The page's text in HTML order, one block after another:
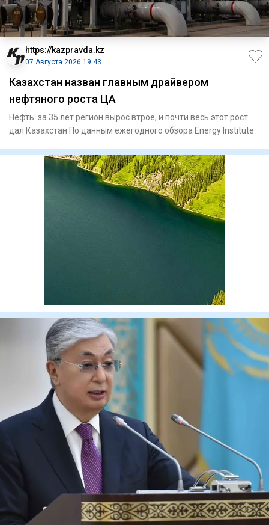
https://kazpravda.kz
07 Августа 2026 19:43
Казахстан назван главным драйвером
нефтяного роста ЦА
Нефть: за 35 лет регион вырос втрое, и почти весь этот рост
дал Казахстан По данным ежегодного обзора Energy Institute